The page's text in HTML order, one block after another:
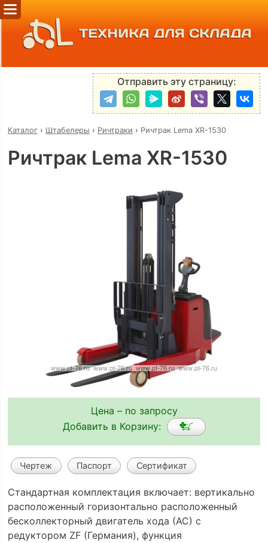
ТЕХНИКА ДЛЯ СКЛАДА
Отправить эту страницу:
Каталог› Штабелеры › Ричтраки › Ричтрак Lema XR-1530
Ричтрак Lema XR-1530
Цена – по запросу
Добавить в Корзину:
Чертеж Паспорт Сертификат
Стандартная комплектация включает: вертикально
расположенный горизонтально расположенный
бесколлекторный двигатель хода (АС) с
редуктором ZF (Германия), функция